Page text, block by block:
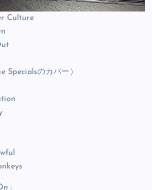
Culture
Specialsのカバー）
」